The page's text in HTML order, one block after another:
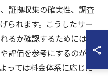
証拠収集の確実性、調査
られます。こうしたサー
るか確認するためには、
評価を参考にするのが有
っては料金体系に応じた